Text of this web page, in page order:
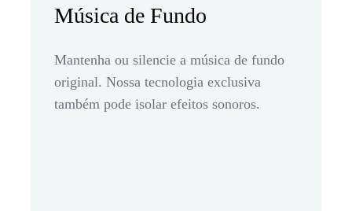
Música de Fundo
Mantenha ou silencie a música de fundo
original. Nossa tecnologia exclusiva
também pode isolar efeitos sonoros.